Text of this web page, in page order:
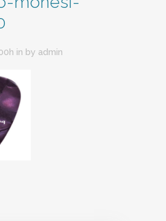
in by admin